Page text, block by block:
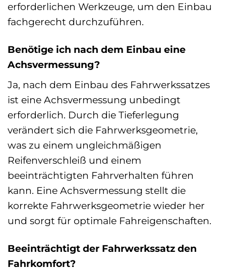
erforderlichen Werkzeuge, um den Einbau
fachgerecht durchzuführen.
Benötige ich nach dem Einbau eine
Achsvermessung?
Ja, nach dem Einbau des Fahrwerkssatzes
ist eine Achsvermessung unbedingt
erforderlich. Durch die Tieferlegung
verändert sich die Fahrwerksgeometrie,
was zu einem ungleichmäßigen
Reifenverschleiß und einem
beeinträchtigten Fahrverhalten führen
kann. Eine Achsvermessung stellt die
korrekte Fahrwerksgeometrie wieder her
und sorgt für optimale Fahreigenschaften.
Beeinträchtigt der Fahrwerkssatz den
Fahrkomfort?